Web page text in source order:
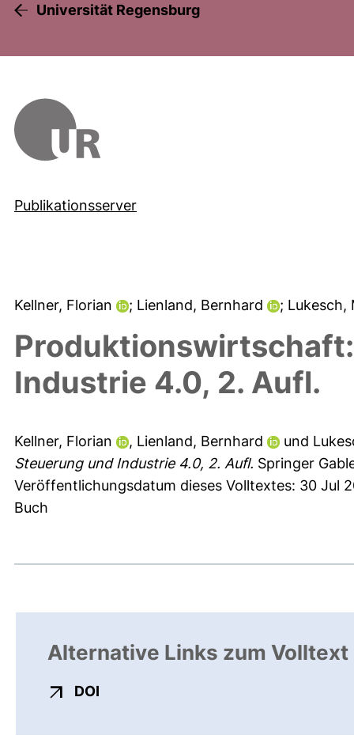
Universität Regensburg
Publikationsserver
Kellner, Florian ; Lienland, Bernhard ; Lukesch,
Industrie 4.0, 2. Aufl.
Kellner, Florian , Lienland, Bernhard und
Steuerung und Industrie 4.0, 2. Aufl. Springer
Veröffentlichungsdatum dieses Volltextes: 30 Jul
Buch
Alternative Links zum Volltext
DOI